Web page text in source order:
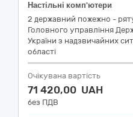
Настільні комп'ютери
2 державний пожежно -
Головного управління
України з надзвичайних
області
Очікувана вартість
71 420,00 UAH
без ПДВ